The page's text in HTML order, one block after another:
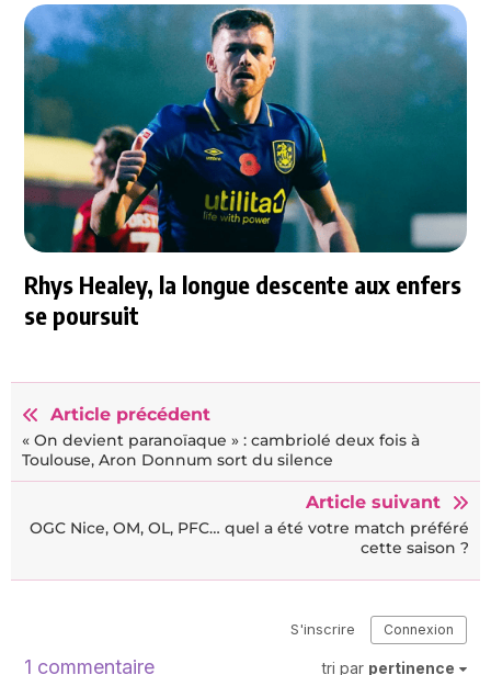
Rhys Healey, la longue descente aux enfers
se poursuit
Article précédent
« On devient paranoïaque » : cambriolé deux fois à
Toulouse, Aron Donnum sort du silence
Article suivant
OGC Nice, OM, OL, PFC… quel a été votre match préféré
cette saison ?